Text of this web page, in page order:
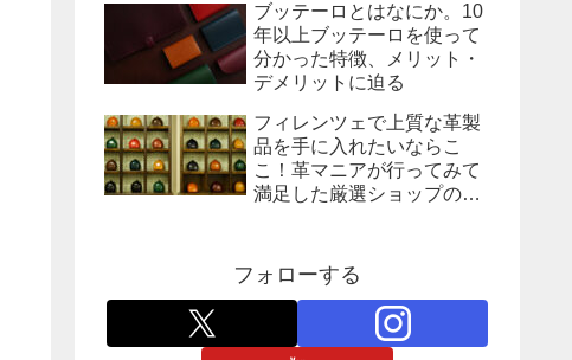
ブッテーロとはなにか。10
年以上ブッテーロを使って
分かった特徴、メリット・
デメリットに迫る
フィレンツェで上質な革製
品を手に入れたいならこ
こ！革マニアが行ってみて
満足した厳選ショップの紹
フォローする